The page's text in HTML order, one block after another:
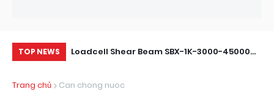
TOP NEWS
nghiệm
Loadcell Shear Beam SBX-1K-3000-45000
Trang chủ
Can chong nuoc